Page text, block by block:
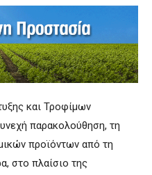
και Τροφίμων
παρακολούθηση, τη
προϊόντων από τη
στο πλαίσιο της